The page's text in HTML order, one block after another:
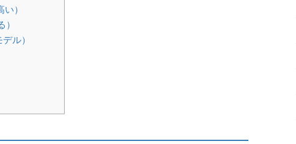
）
ル）